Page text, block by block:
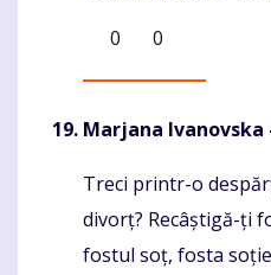
0
0
Marjana Ivanovska
Komentaras
Treci printr-o
divorț? Recâștigă-ți
fostul soț, fosta